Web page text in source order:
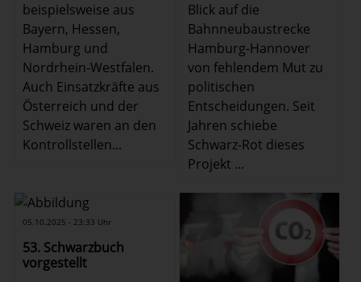
beispielsweise aus
Bayern, Hessen,
Hamburg und
Nordrhein-Westfalen.
Auch Einsatzkräfte aus
Österreich und der
Schweiz waren an den
Kontrollstellen...
Blick auf die
Bahnneubaustrecke
Hamburg-Hannover
von fehlendem Mut zu
politischen
Entscheidungen. Seit
Jahren schiebe
Schwarz-Rot dieses
Projekt ...
05.10.2025 - 23:33 Uhr
53. Schwarzbuch
vorgestellt